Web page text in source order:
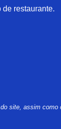
restaurante.
site, assim